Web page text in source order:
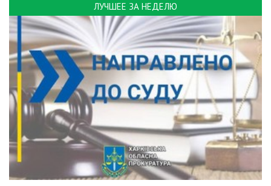
ЛУЧШЕЕ ЗА НЕДЕЛЮ